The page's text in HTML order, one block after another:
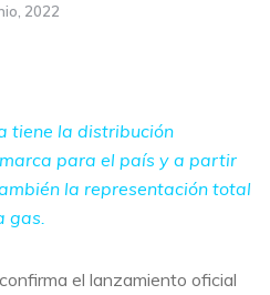
2022
tiene la distribución
para el país y a partir
la representación total
gas.
el lanzamiento oficial